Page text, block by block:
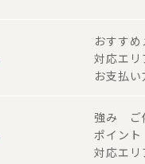
おすす
対応エ
お支払い
強み ご
ポイン
対応エ